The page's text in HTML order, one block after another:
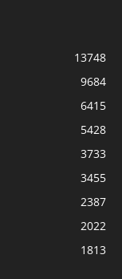
13748
9684
6415
5428
3733
3455
2387
2022
1813